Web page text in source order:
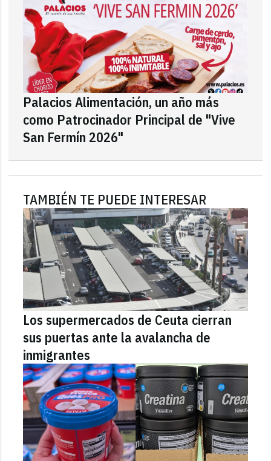
Palacios Alimentación, un año más
como Patrocinador Principal de "Vive
San Fermín 2026"
TAMBIÉN TE PUEDE INTERESAR
Los supermercados de Ceuta cierran
sus puertas ante la avalancha de
inmigrantes